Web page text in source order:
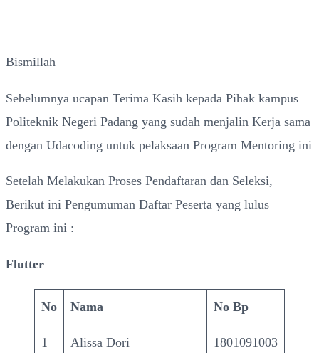
Bismillah
Sebelumnya ucapan Terima Kasih kepada Pihak kampus
Politeknik Negeri Padang yang sudah menjalin Kerja sama
dengan Udacoding untuk pelaksaan Program Mentoring ini
Setelah Melakukan Proses Pendaftaran dan Seleksi,
Berikut ini Pengumuman Daftar Peserta yang lulus
Program ini :
Flutter
No Nama No Bp
1 Alissa Dori 1801091003